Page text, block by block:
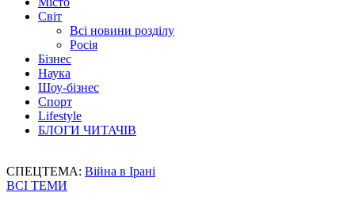
Світ
Всі новини розділу
Росія
Бізнес
Наука
Шоу-бізнес
Спорт
Lifestyle
БЛОГИ ЧИТАЧІВ
СПЕЦТЕМА: Війна в Ірані
ВСІ ТЕМИ